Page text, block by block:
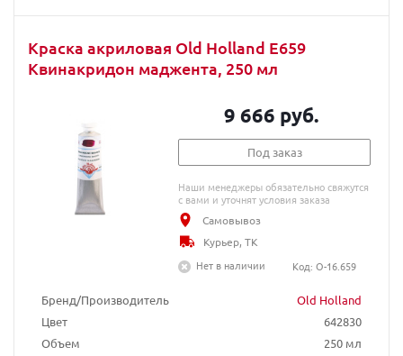
Краска акриловая Old Holland E659
Квинакридон маджента, 250 мл
Бренд/Производитель
Old Holland
Цвет
642830
Объем
250 мл
9 666 руб.
Под заказ
Наши менеджеры обязательно свяжутся
с вами и уточнят условия заказа
Самовывоз
Курьер, ТК
Нет в наличии
Код: O-16.659